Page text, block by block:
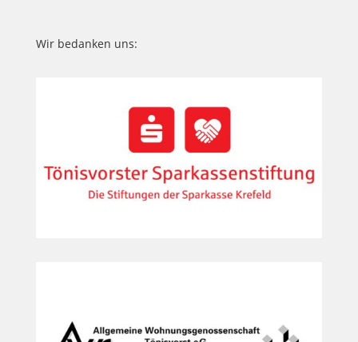
Wir bedanken uns: